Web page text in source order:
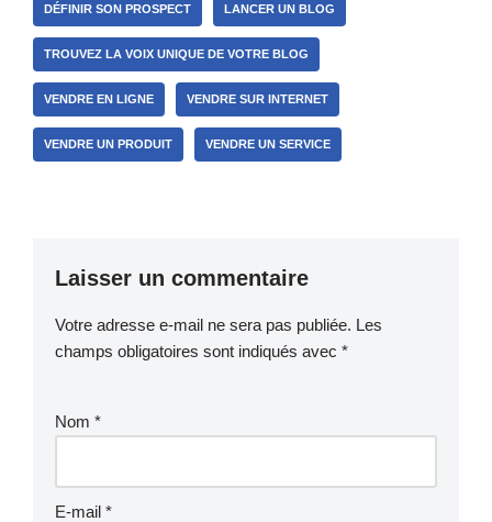
DÉFINIR SON PROSPECT LANCER UN BLOG
TROUVEZ LA VOIX UNIQUE DE VOTRE BLOG
VENDRE EN LIGNE VENDRE SUR INTERNET
VENDRE UN PRODUIT VENDRE UN SERVICE
Laisser un commentaire
Votre adresse e-mail ne sera pas publiée. Les
champs obligatoires sont indiqués avec *
Nom *
E-mail *